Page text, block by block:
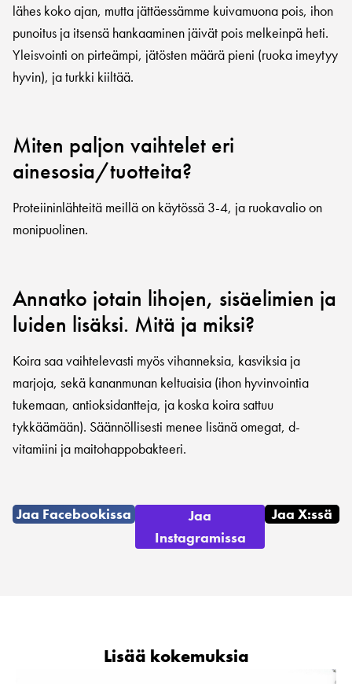
lähes koko ajan, mutta jättäessämme kuivamuona pois, ihon
punoitus ja itsensä hankaaminen jäivät pois melkeinpä heti.
Yleisvointi on pirteämpi, jätösten määrä pieni (ruoka imeytyy
hyvin), ja turkki kiiltää.
Miten paljon vaihtelet eri
ainesosia/tuotteita?
Proteiininlähteitä meillä on käytössä 3-4, ja ruokavalio on
monipuolinen.
Annatko jotain lihojen, sisäelimien ja
luiden lisäksi. Mitä ja miksi?
Koira saa vaihtelevasti myös vihanneksia, kasviksia ja
marjoja, sekä kananmunan keltuaisia (ihon hyvinvointia
tukemaan, antioksidantteja, ja koska koira sattuu
tykkäämään). Säännöllisesti menee lisänä omegat, d-
vitamiini ja maitohappobakteeri.
Jaa Facebookissa
Jaa
Instagramissa
Jaa X:ssä
Lisää kokemuksia